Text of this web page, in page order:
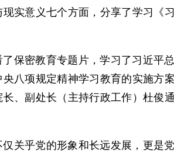
实意义七个方面，分享了学习《
保密教育专题片，学习了习近平
八项规定精神学习教育的实施方
、副处长（主持行政工作）杜俊
关乎党的形象和长远发展，更是